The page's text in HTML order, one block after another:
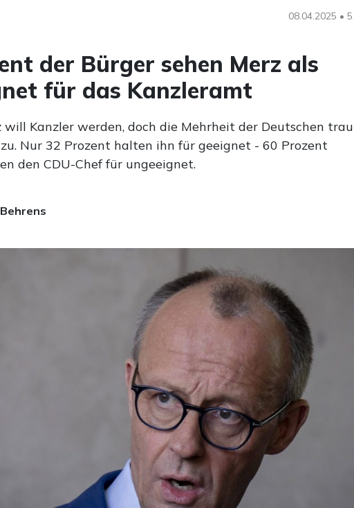
08.04.2025 •
der Bürger sehen Merz als
für das Kanzleramt
will Kanzler werden, doch die Mehrheit der Deutschen
Nur 32 Prozent halten ihn für geeignet - 60 Prozent
den CDU-Chef für ungeeignet.